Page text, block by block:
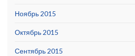
Ноябрь 2015
Октябрь 2015
Сентябрь 2015